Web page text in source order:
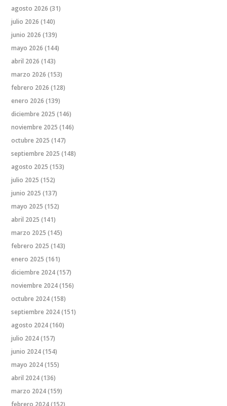
agosto 2026 (31)
julio 2026 (140)
junio 2026 (139)
mayo 2026 (144)
abril 2026 (143)
marzo 2026 (153)
febrero 2026 (128)
enero 2026 (139)
diciembre 2025 (146)
noviembre 2025 (146)
octubre 2025 (147)
septiembre 2025 (148)
agosto 2025 (153)
julio 2025 (152)
junio 2025 (137)
mayo 2025 (152)
abril 2025 (141)
marzo 2025 (145)
febrero 2025 (143)
enero 2025 (161)
diciembre 2024(157)
noviembre 2024(156)
octubre 2024(158)
septiembre 2024(151)
agosto 2024(160)
julio 2024(157)
junio 2024(154)
mayo 2024(155)
abril 2024(136)
marzo 2024(159)
febrero 2024(152)